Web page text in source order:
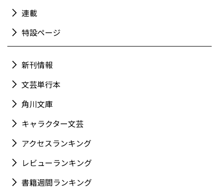
連載
特設ページ
新刊情報
文芸単行本
角川文庫
キャラクター文芸
アクセスランキング
レビューランキング
書籍週間ランキング